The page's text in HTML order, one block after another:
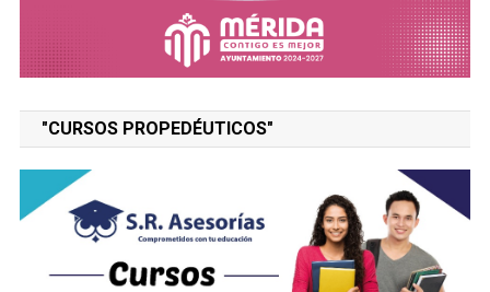
"CURSOS PROPEDÉUTICOS"